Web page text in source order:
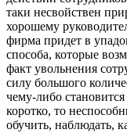
таки несвойствен
хорошему
фирма придет в
способа, которые
факт увольнения
силу большого
чему-либо
коротко, то
обучить, наблюдать,